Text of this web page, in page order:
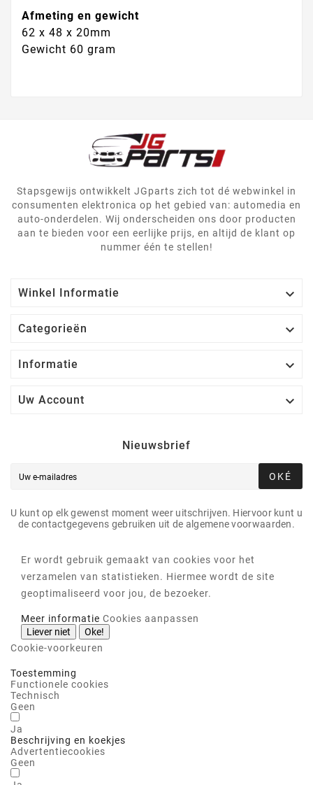
Afmeting en gewicht
62 x 48 x 20mm
Gewicht 60 gram
Stapsgewijs ontwikkelt JGparts zich tot dé webwinkel in
consumenten elektronica op het gebied van: automedia en
auto-onderdelen. Wij onderscheiden ons door producten
aan te bieden voor een eerlijke prijs, en altijd de klant op
nummer één te stellen!
Winkel Informatie 
Categorieën 
Informatie 
Uw Account 
Nieuwsbrief
OKÉ
U kunt op elk gewenst moment weer uitschrijven. Hiervoor kunt u
de contactgegevens gebruiken uit de algemene voorwaarden.
Er wordt gebruik gemaakt van cookies voor het
verzamelen van statistieken. Hiermee wordt de site
geoptimaliseerd voor jou, de bezoeker.
Meer informatie Cookies aanpassen
Liever niet
Oke!
Cookie-voorkeuren
Toestemming
Functionele cookies
Technisch
Geen
Ja
Beschrijving en koekjes
Advertentiecookies
Geen